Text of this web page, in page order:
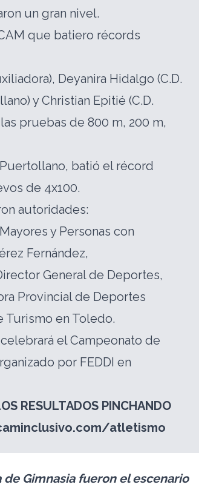
un gran nivel.
que batiero récords
Deyanira Hidalgo (C.D.
y Christian Epitié (C.D.
pruebas de 800 m, 200 m,
batió el récord
de 4x100.
autoridades:
y Personas con
Fernández,
General de Deportes,
Provincial de Deportes
Turismo en Toledo.
el Campeonato de
por FEDDI en
RESULTADOS PINCHANDO
atletismo
Gimnasia fueron el escenario